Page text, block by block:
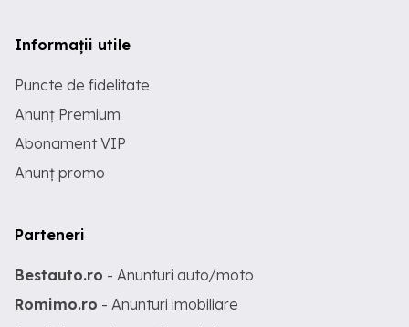
Informații utile
Puncte de fidelitate
Anunț Premium
Abonament VIP
Anunț promo
Parteneri
Bestauto.ro - Anunturi auto/moto
Romimo.ro - Anunturi imobiliare